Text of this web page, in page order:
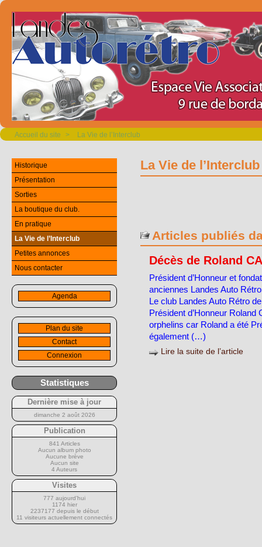
Accueil du site > La Vie de l’Interclub
La Vie de l’Interclub
Articles publiés
Décès de Roland
Président d’Honneur et
anciennes Landes Auto
Le club Landes Auto Rétro
Président d’Honneur
orphelins car Roland a été
également (…)
Lire la suite de l’article
Historique
Présentation
Sorties
La boutique du club.
En pratique
La Vie de l’Interclub
Petites annonces
Nous contacter
Agenda
Plan du site
Contact
Connexion
Statistiques
Dernière mise à jour
dimanche 2 août 2026
Publication
841 Articles
Aucun album photo
Aucune brève
Aucun site
4 Auteurs
Visites
777 aujourd’hui
1174 hier
2237177 depuis le début
11 visiteurs actuellement connectés